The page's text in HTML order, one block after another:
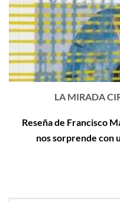
LA MIRADA
Reseña de Francisco
nos sorprende con